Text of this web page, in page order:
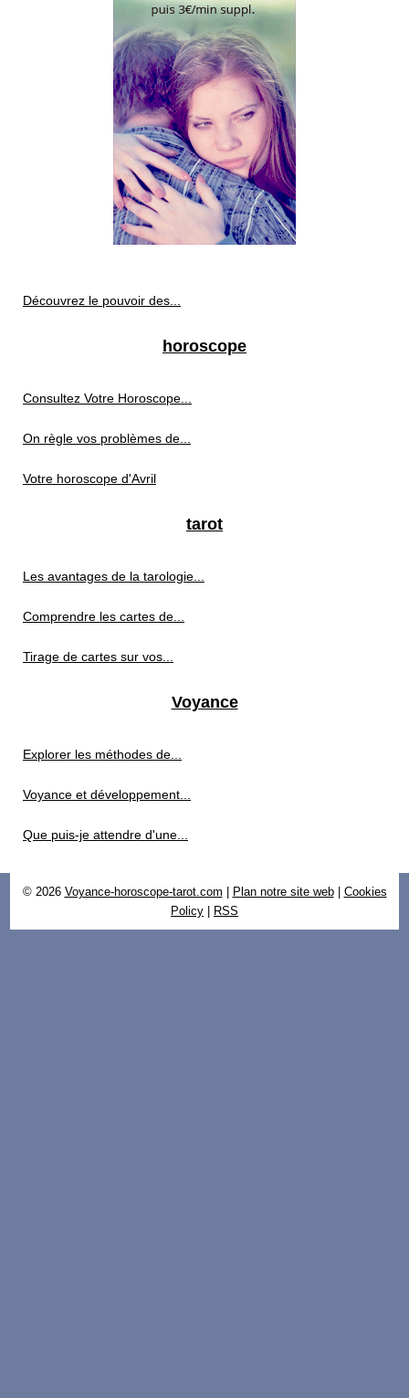
Découvrez le pouvoir des...
horoscope
Consultez Votre Horoscope...
On règle vos problèmes de...
Votre horoscope d'Avril
tarot
Les avantages de la tarologie...
Comprendre les cartes de...
Tirage de cartes sur vos...
Voyance
Explorer les méthodes de...
Voyance et développement...
Que puis-je attendre d'une...
© 2026 Voyance-horoscope-tarot.com Plan notre site web| Cookies
Policy
RSS